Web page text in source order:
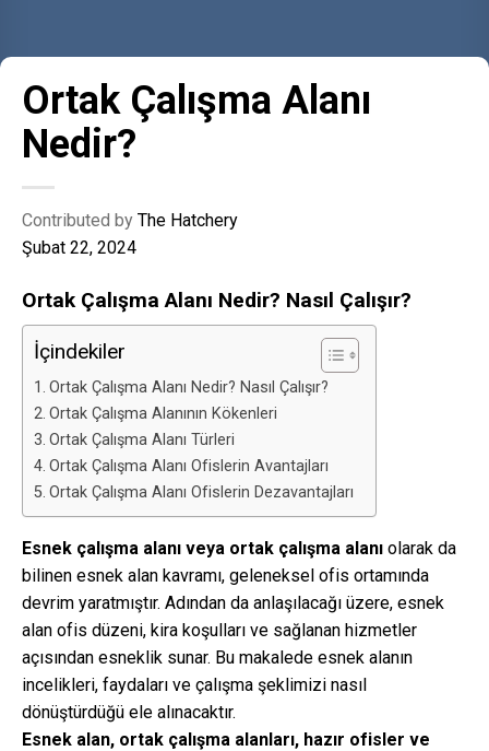
Ortak Çalışma Alanı
Nedir?
Contributed by The Hatchery
Şubat 22, 2024
Ortak Çalışma Alanı Nedir? Nasıl Çalışır?
İçindekiler
Ortak Çalışma Alanı Nedir? Nasıl Çalışır?
Ortak Çalışma Alanının Kökenleri
Ortak Çalışma Alanı Türleri
Ortak Çalışma Alanı Ofislerin Avantajları
Ortak Çalışma Alanı Ofislerin Dezavantajları
Esnek çalışma alanı veya ortak çalışma alanı olarak da
bilinen esnek alan kavramı, geleneksel ofis ortamında
devrim yaratmıştır. Adından da anlaşılacağı üzere, esnek
alan ofis düzeni, kira koşulları ve sağlanan hizmetler
açısından esneklik sunar. Bu makalede esnek alanın
incelikleri, faydaları ve çalışma şeklimizi nasıl
dönüştürdüğü ele alınacaktır.
Esnek alan, ortak çalışma alanları, hazır ofisler ve